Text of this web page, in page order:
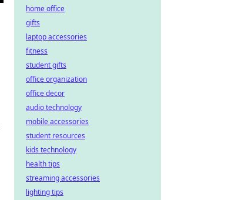
home office
gifts
laptop accessories
fitness
student gifts
office organization
office decor
audio technology
mobile accessories
student resources
kids technology
health tips
streaming accessories
lighting tips